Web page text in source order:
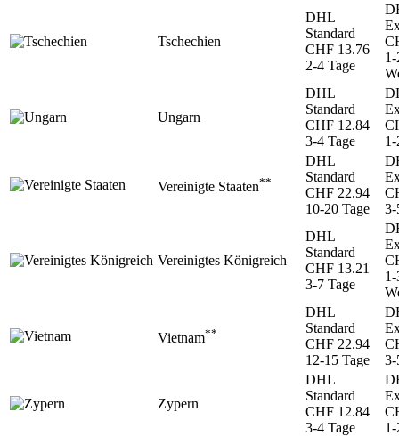
Tschechien
DHL
Standard
CHF 13.76
2-4 Tage
1-
Ungarn
DHL
Standard
CHF 12.84
3-4 Tage
1-
Vereinigte Staaten**
DHL
Standard
CHF 22.94
10-20 Tage
3-
Vereinigtes Königreich
DHL
Standard
CHF 13.21
3-7 Tage
1-
Vietnam**
DHL
Standard
CHF 22.94
12-15 Tage
3-
Zypern
DHL
Standard
CHF 12.84
3-4 Tage
1-